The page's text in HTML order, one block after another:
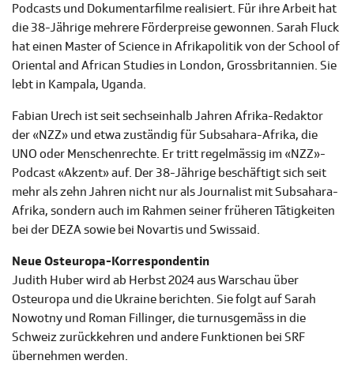
Podcasts und Dokumentarfilme realisiert. Für ihre Arbeit hat
die 38-Jährige mehrere Förderpreise gewonnen. Sarah Fluck
hat einen Master of Science in Afrikapolitik von der School of
Oriental and African Studies in London, Grossbritannien. Sie
lebt in Kampala, Uganda.
Fabian Urech ist seit sechseinhalb Jahren Afrika-Redaktor
der «NZZ» und etwa zuständig für Subsahara-Afrika, die
UNO oder Menschenrechte. Er tritt regelmässig im «NZZ»-
Podcast «Akzent» auf. Der 38-Jährige beschäftigt sich seit
mehr als zehn Jahren nicht nur als Journalist mit Subsahara-
Afrika, sondern auch im Rahmen seiner früheren Tätigkeiten
bei der DEZA sowie bei Novartis und Swissaid.
Neue Osteuropa-Korrespondentin
Judith Huber wird ab Herbst 2024 aus Warschau über
Osteuropa und die Ukraine berichten. Sie folgt auf Sarah
Nowotny und Roman Fillinger, die turnusgemäss in die
Schweiz zurückkehren und andere Funktionen bei SRF
übernehmen werden.